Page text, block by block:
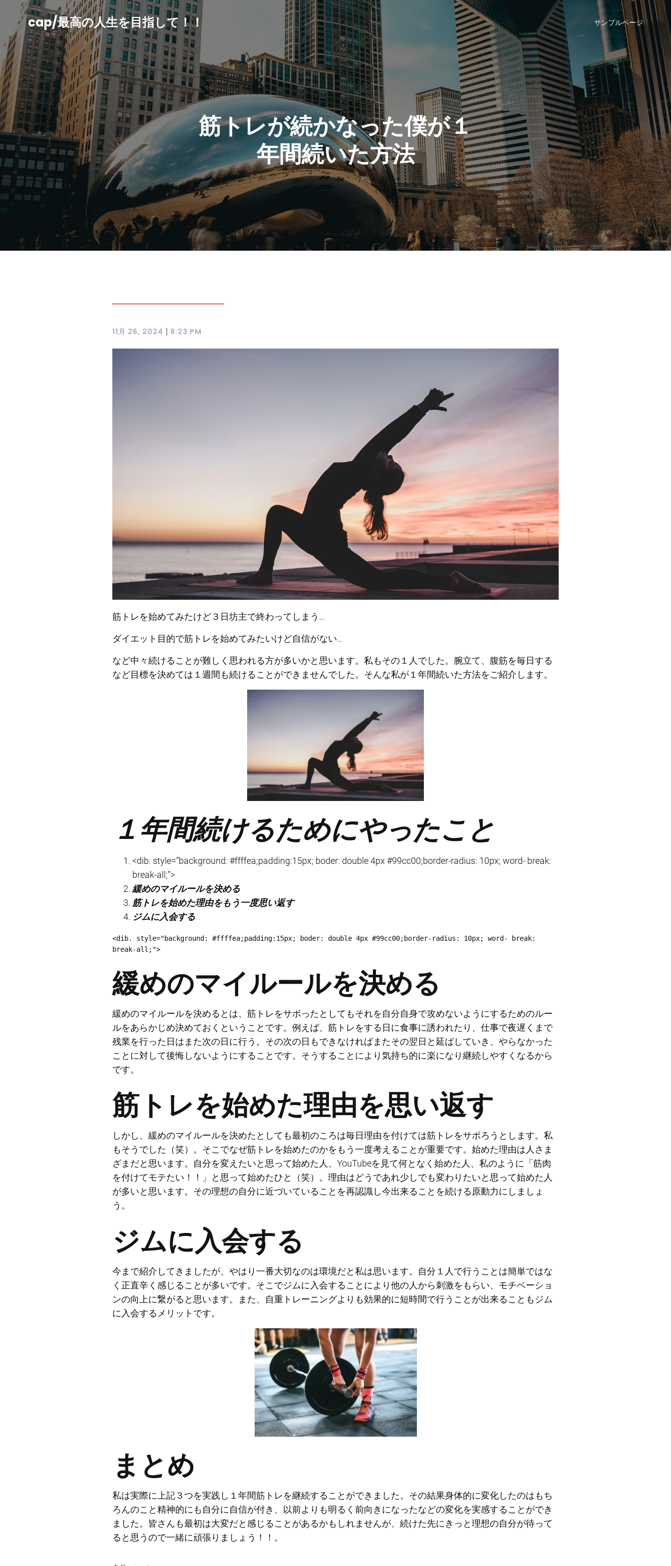
ツ
へ
ス
キ
ッ
プ
cap/最高の人生を目指して！！ サンプルページ
筋トレが続かなった僕が１
年間続いた方法
11月 26, 2024 | 9:23 PM
筋トレを始めてみたけど３日坊主で終わってしまう…
ダイエット目的で筋トレを始めてみたいけど自信がない…
など中々続けることが難しく思われる方が多いかと思います。私もその１人でした。腕立て、腹筋を毎日する
など目標を決めては１週間も続けることができませんでした。そんな私が１年間続いた方法をご紹介します。
１年間続けるためにやったこと
<dib. style=”background: #ffffea;padding:15px; boder: double 4px #99cc00;border-radius: 10px; word- break:
break-all;”>
緩めのマイルールを決める
筋トレを始めた理由をもう一度思い返す
ジムに入会する
<dib. style="background: #ffffea;padding:15px; boder: double 4px #99cc00;border-radius: 10px; word- break:
break-all;">
緩めのマイルールを決める
緩めのマイルールを決めるとは、筋トレをサボったとしてもそれを自分自身で攻めないようにするためのルー
ルをあらかじめ決めておくということです。例えば、筋トレをする日に食事に誘われたり、仕事で夜遅くまで
残業を行った日はまた次の日に行う。その次の日もできなければまたその翌日と延ばしていき、やらなかった
ことに対して後悔しないようにすることです。そうすることにより気持ち的に楽になり継続しやすくなるから
です。
筋トレを始めた理由を思い返す
しかし、緩めのマイルールを決めたとしても最初のころは毎日理由を付けては筋トレをサボろうとします。私
もそうでした（笑）。そこでなぜ筋トレを始めたのかをもう一度考えることが重要です。始めた理由は人さま
ざまだと思います。自分を変えたいと思って始めた人、YouTubeを見て何となく始めた人、私のように「筋肉
を付けてモテたい！！」と思って始めたひと（笑）。理由はどうであれ少しでも変わりたいと思って始めた人
が多いと思います。その理想の自分に近づいていることを再認識し今出来ることを続ける原動力にしましょ
う。
ジムに入会する
今まで紹介してきましたが、やはり一番大切なのは環境だと私は思います。自分１人で行うことは簡単ではな
く正直辛く感じることが多いです。そこでジムに入会することにより他の人から刺激をもらい、モチベーショ
ンの向上に繋がると思います。また、自重トレーニングよりも効果的に短時間で行うことが出来ることもジム
に入会するメリットです。
まとめ
私は実際に上記３つを実践し１年間筋トレを継続することができました。その結果身体的に変化したのはもち
ろんのこと精神的にも自分に自信が付き、以前よりも明るく前向きになったなどの変化を実感することができ
ました。皆さんも最初は大変だと感じることがあるかもしれませんが、続けた先にきっと理想の自分が待って
ると思うので一緒に頑張りましょう！！。